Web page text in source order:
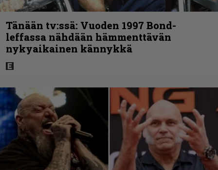
Tänään tv:ssä: Vuoden 1997 Bond-
leffassa nähdään hämmenttävän
nykyaikainen kännykkä